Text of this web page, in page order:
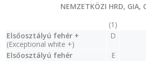
NEMZETKÖZI HRD, GIA,
(1)
Elsőosztályú fehér +
(Exceptional white +)
D
Elsőosztályú fehér
E